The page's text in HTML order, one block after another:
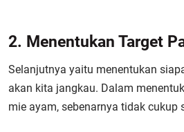
2. Menentukan Target
Selanjutnya yaitu menentukan
akan kita jangkau. Dalam
mie ayam, sebenarnya tidak cukup